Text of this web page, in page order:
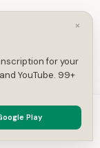
does.
better. Это
Это
×
for your
YouTube. 99+
Play